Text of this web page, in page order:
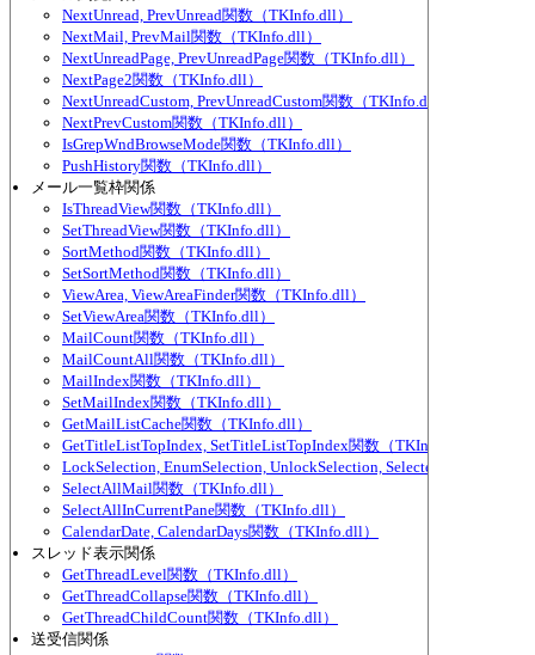
NextUnread, PrevUnread関数（TKInfo.dll）
NextMail, PrevMail関数（TKInfo.dll）
NextUnreadPage, PrevUnreadPage関数（TKInfo.dll）
NextPage2関数（TKInfo.dll）
NextUnreadCustom, PrevUnreadCustom関数（TKInfo.dll）
NextPrevCustom関数（TKInfo.dll）
IsGrepWndBrowseMode関数（TKInfo.dll）
PushHistory関数（TKInfo.dll）
メール一覧枠関係
IsThreadView関数（TKInfo.dll）
SetThreadView関数（TKInfo.dll）
SortMethod関数（TKInfo.dll）
SetSortMethod関数（TKInfo.dll）
ViewArea, ViewAreaFinder関数（TKInfo.dll）
SetViewArea関数（TKInfo.dll）
MailCount関数（TKInfo.dll）
MailCountAll関数（TKInfo.dll）
MailIndex関数（TKInfo.dll）
SetMailIndex関数（TKInfo.dll）
GetMailListCache関数（TKInfo.dll）
GetTitleListTopIndex, SetTitleListTopIndex関数（TKInfo.dll）
LockSelection, EnumSelection, UnlockSelection, SelectedMailCount
SelectAllMail関数（TKInfo.dll）
SelectAllInCurrentPane関数（TKInfo.dll）
CalendarDate, CalendarDays関数（TKInfo.dll）
スレッド表示関係
GetThreadLevel関数（TKInfo.dll）
GetThreadCollapse関数（TKInfo.dll）
GetThreadChildCount関数（TKInfo.dll）
送受信関係